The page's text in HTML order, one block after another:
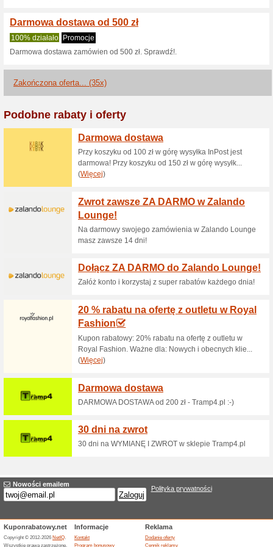
Aktualne rabaty i
30 % zniżki na
100% działało Kupon
Odwiedź stronę z
Lussoni, Kashōki, Lacky
aby cieszyć się wyjątkowymi
14 dni na zwrot
100% działało Promocje
Bezpieczne zakupy z
Dostawa od 4,99 PLN
100% działało Promocje
Dostawa od 4,99 PLN -